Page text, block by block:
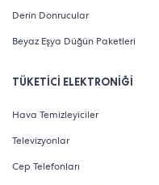
Derin Donrucular
Beyaz Eşya Düğün Paketleri
TÜKETİCİ ELEKTRONİĞİ
Hava Temizleyiciler
Televizyonlar
Cep Telefonları